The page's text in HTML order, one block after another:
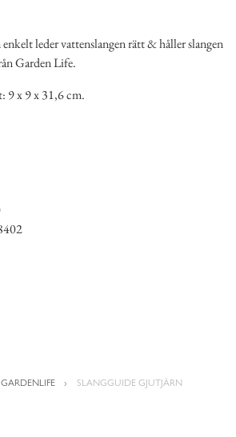
leder vattenslangen rätt & håller slangen
Garden Life.
9 x 9 x 31,6 cm.
GARDENLIFE SLANGGUIDE GJUTJÄRN